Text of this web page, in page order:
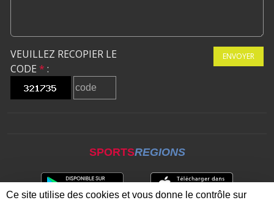
VEUILLEZ RECOPIER LE
CODE * :
ENVOYER
SPORTSREGIONS
Ce site utilise des cookies et vous donne le contrôle sur